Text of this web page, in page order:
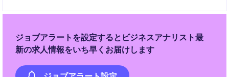
ジョブアラートを設定するとビジネスアナリスト最
新の求人情報をいち早くお届けします